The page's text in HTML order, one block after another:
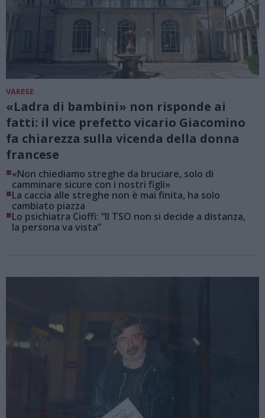
VARESE
«Ladra di bambini» non risponde ai
fatti: il vice prefetto vicario Giacomino
fa chiarezza sulla vicenda della donna
francese
■«Non chiediamo streghe da bruciare, solo di
camminare sicure con i nostri figli»
■La caccia alle streghe non è mai finita, ha solo
cambiato piazza
■Lo psichiatra Cioffi: “Il TSO non si decide a distanza,
la persona va vista”